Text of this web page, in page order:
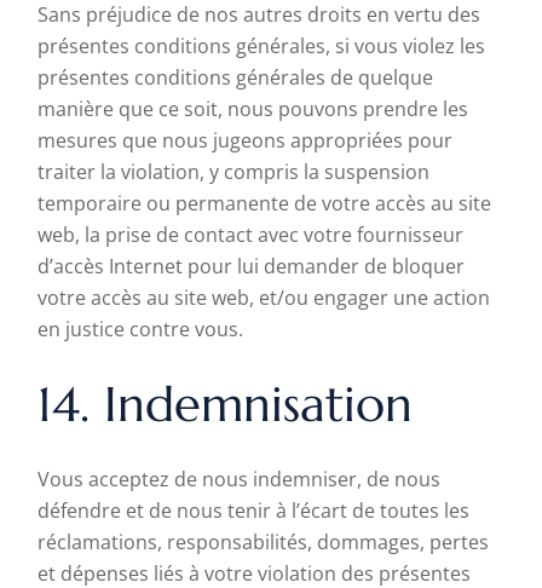
Sans préjudice de nos autres droits en vertu des
présentes conditions générales, si vous violez les
présentes conditions générales de quelque
manière que ce soit, nous pouvons prendre les
mesures que nous jugeons appropriées pour
traiter la violation, y compris la suspension
temporaire ou permanente de votre accès au site
web, la prise de contact avec votre fournisseur
d’accès Internet pour lui demander de bloquer
votre accès au site web, et/ou engager une action
en justice contre vous.
14. Indemnisation
Vous acceptez de nous indemniser, de nous
défendre et de nous tenir à l’écart de toutes les
réclamations, responsabilités, dommages, pertes
et dépenses liés à votre violation des présentes